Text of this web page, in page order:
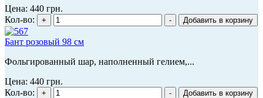
Цена: 440 грн.
Кол-во:
Бант розовый 98 см
Фольгированный шар, наполненный гелием,...
Цена: 440 грн.
Кол-во: